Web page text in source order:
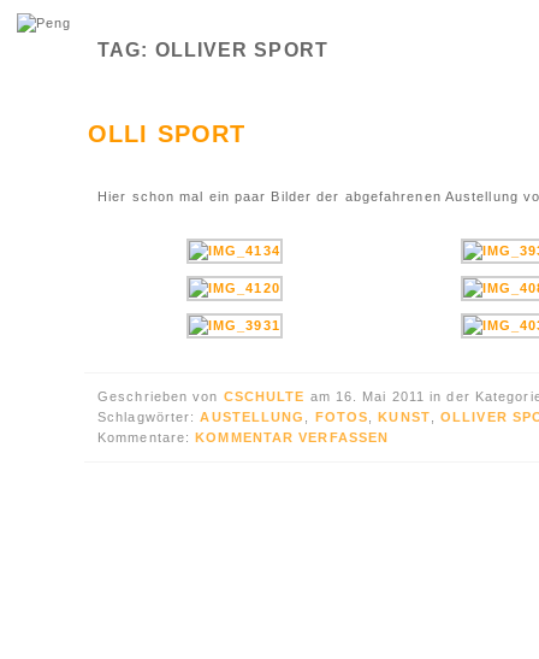
TAG: OLLIVER SPORT
OLLI SPORT
Hier schon mal ein paar Bilder der abgefahrenen Austellung
Geschrieben von CSCHULTE am 16. Mai 2011 in der
Schlagwörter:AUSTELLUNG FOTOS ,KUNST ,OLLIVER
Kommentare:KOMMENTAR VERFASSEN